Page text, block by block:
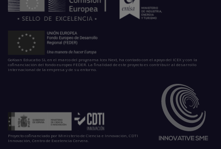
GoKoan Educatio SL en el marco del programa Icex Next, ha contado con el apoyo del ICEX y con la
cofinanciación del fondo europeo FEDER. La finalidad de este proyecto es contribuir al desarrollo
internacional de la empresa y de su entorno.
Proyecto cofinanciado por Ministerio de Ciencia e Innovación, CDTI
Innovación, Centro de Excelencia Cervera.